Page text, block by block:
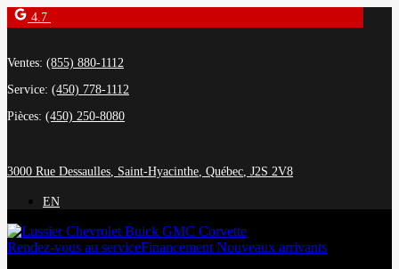
4.7
Ventes: (855) 880-1112
Service: (450) 778-1112
Pièces: (450) 250-8080
3000 Rue Dessaulles, Saint-Hyacinthe, Québec, J2S 2V8
EN
Rendez-vous au serviceFinancement Nouveaux arrivants